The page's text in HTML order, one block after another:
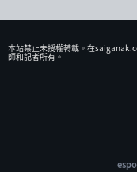
本站禁止未授權𨍭載。在
師和記者所有。